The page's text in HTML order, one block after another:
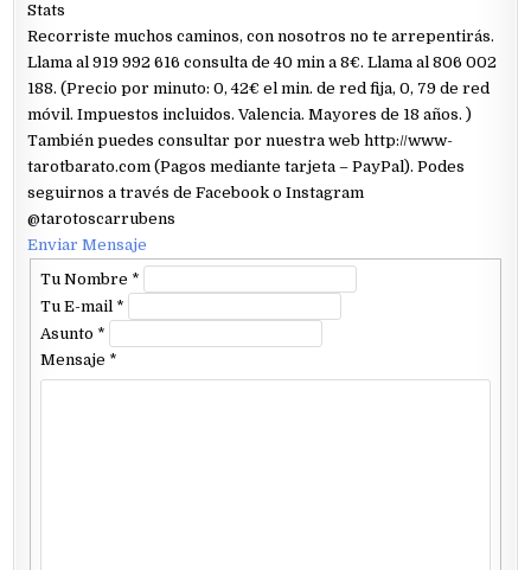
Stats
Recorriste muchos caminos, con nosotros no te arrepentirás.
Llama al 919 992 616 consulta de 40 min a 8€. Llama al 806 002
188. (Precio por minuto: 0, 42€ el min. de red fija, 0, 79 de red
móvil. Impuestos incluidos. Valencia. Mayores de 18 años. )
También puedes consultar por nuestra web http://www-
tarotbarato.com (Pagos mediante tarjeta – PayPal). Podes
seguirnos a través de Facebook o Instagram
@tarotoscarrubens
Enviar Mensaje
Tu Nombre *
Tu E-mail *
Asunto *
Mensaje *